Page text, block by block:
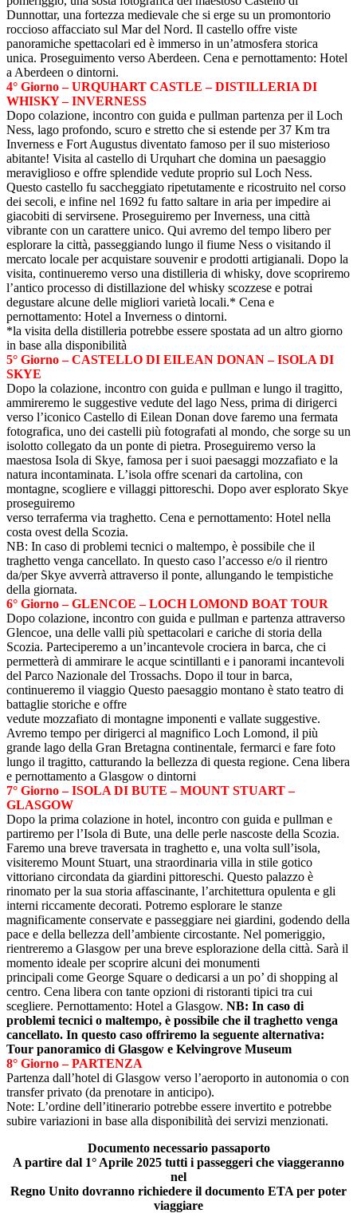
Dunnottar, una fortezza medievale che si erge su un promontorio
roccioso affacciato sul Mar del Nord. Il castello offre viste
panoramiche spettacolari ed è immerso in un’atmosfera storica
unica. Proseguimento verso Aberdeen. Cena e pernottamento: Hotel
a Aberdeen o dintorni.
4° Giorno – URQUHART CASTLE – DISTILLERIA DI
WHISKY – INVERNESS
Dopo colazione, incontro con guida e pullman partenza per il Loch
Ness, lago profondo, scuro e stretto che si estende per 37 Km tra
Inverness e Fort Augustus diventato famoso per il suo misterioso
abitante! Visita al castello di Urquhart che domina un paesaggio
meraviglioso e offre splendide vedute proprio sul Loch Ness.
Questo castello fu saccheggiato ripetutamente e ricostruito nel corso
dei secoli, e infine nel 1692 fu fatto saltare in aria per impedire ai
giacobiti di servirsene. Proseguiremo per Inverness, una città
vibrante con un carattere unico. Qui avremo del tempo libero per
esplorare la città, passeggiando lungo il fiume Ness o visitando il
mercato locale per acquistare souvenir e prodotti artigianali. Dopo la
visita, continueremo verso una distilleria di whisky, dove scopriremo
l’antico processo di distillazione del whisky scozzese e potrai
degustare alcune delle migliori varietà locali.* Cena e
pernottamento: Hotel a Inverness o dintorni.
*la visita della distilleria potrebbe essere spostata ad un altro giorno
in base alla disponibilità
5° Giorno – CASTELLO DI EILEAN DONAN – ISOLA DI
SKYE
Dopo la colazione, incontro con guida e pullman e lungo il tragitto,
ammireremo le suggestive vedute del lago Ness, prima di dirigerci
verso l’iconico Castello di Eilean Donan dove faremo una fermata
fotografica, uno dei castelli più fotografati al mondo, che sorge su un
isolotto collegato da un ponte di pietra. Proseguiremo verso la
maestosa Isola di Skye, famosa per i suoi paesaggi mozzafiato e la
natura incontaminata. L’isola offre scenari da cartolina, con
montagne, scogliere e villaggi pittoreschi. Dopo aver esplorato Skye
proseguiremo
verso terraferma via traghetto. Cena e pernottamento: Hotel nella
costa ovest della Scozia.
NB: In caso di problemi tecnici o maltempo, è possibile che il
traghetto venga cancellato. In questo caso l’accesso e/o il rientro
da/per Skye avverrà attraverso il ponte, allungando le tempistiche
della giornata.
6° Giorno – GLENCOE – LOCH LOMOND BOAT TOUR
Dopo colazione, incontro con guida e pullman e partenza attraverso
Glencoe, una delle valli più spettacolari e cariche di storia della
Scozia. Parteciperemo a un’incantevole crociera in barca, che ci
permetterà di ammirare le acque scintillanti e i panorami incantevoli
del Parco Nazionale del Trossachs. Dopo il tour in barca,
continueremo il viaggio Questo paesaggio montano è stato teatro di
battaglie storiche e offre
vedute mozzafiato di montagne imponenti e vallate suggestive.
Avremo tempo per dirigerci al magnifico Loch Lomond, il più
grande lago della Gran Bretagna continentale, fermarci e fare foto
lungo il tragitto, catturando la bellezza di questa regione. Cena libera
e pernottamento a Glasgow o dintorni
7° Giorno – ISOLA DI BUTE – MOUNT STUART –
GLASGOW
Dopo la prima colazione in hotel, incontro con guida e pullman e
partiremo per l’Isola di Bute, una delle perle nascoste della Scozia.
Faremo una breve traversata in traghetto e, una volta sull’isola,
visiteremo Mount Stuart, una straordinaria villa in stile gotico
vittoriano circondata da giardini pittoreschi. Questo palazzo è
rinomato per la sua storia affascinante, l’architettura opulenta e gli
interni riccamente decorati. Potremo esplorare le stanze
magnificamente conservate e passeggiare nei giardini, godendo della
pace e della bellezza dell’ambiente circostante. Nel pomeriggio,
rientreremo a Glasgow per una breve esplorazione della città. Sarà il
momento ideale per scoprire alcuni dei monumenti
principali come George Square o dedicarsi a un po’ di shopping al
centro. Cena libera con tante opzioni di ristoranti tipici tra cui
scegliere. Pernottamento: Hotel a Glasgow. NB: In caso di
problemi tecnici o maltempo, è possibile che il traghetto venga
cancellato. In questo caso offriremo la seguente alternativa:
Tour panoramico di Glasgow e Kelvingrove Museum
8° Giorno – PARTENZA
Partenza dall’hotel di Glasgow verso l’aeroporto in autonomia o con
transfer privato (da prenotare in anticipo).
Note: L’ordine dell’itinerario potrebbe essere invertito e potrebbe
subire variazioni in base alla disponibilità dei servizi menzionati.
Documento necessario passaporto
A partire dal 1° Aprile 2025 tutti i passeggeri che viaggeranno
nel
Regno Unito dovranno richiedere il documento ETA per poter
viaggiare